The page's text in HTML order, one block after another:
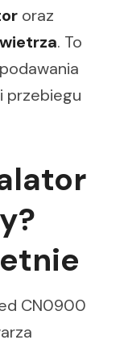
oraz
. To
przebiegu
CN0900